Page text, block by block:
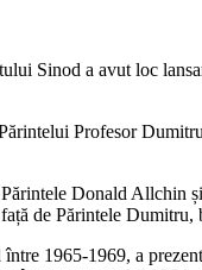
Sinod a avut loc
Profesor
Donald Allchin
de Părintele
1965-1969, a